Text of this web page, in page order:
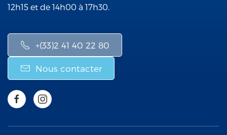
12h15 et de 14h00 à 17h30.
+(33)2 41 40 22 80
Nous contacter